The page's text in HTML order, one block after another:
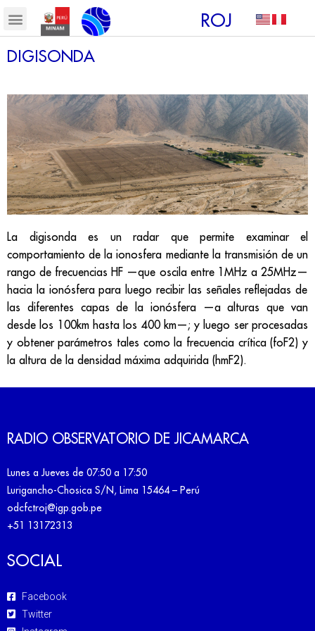
ROJ
DIGISONDA
La digisonda es un radar que permite examinar el
comportamiento de la ionosfera mediante la transmisión de un
rango de frecuencias HF —que oscila entre 1MHz a 25MHz—
hacia la ionósfera para luego recibir las señales reflejadas de
las diferentes capas de la ionósfera
—a alturas que van
desde los 100km hasta los 400 km—; y luego ser procesadas
y obtener parámetros tales como la frecuencia crítica (foF2) y
la altura de la densidad máxima adquirida (hmF2).
RADIO OBSERVATORIO DE JICAMARCA
Lunes a Jueves de 07:50 a 17:50
Lurigancho-Chosica S/N, Lima 15464 – Perú
odcfctroj@igp.gob.pe
+51 13172313
SOCIAL
Facebook
Twitter